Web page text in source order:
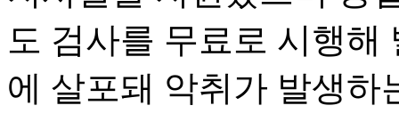
도 검사를 무료로 시행해
에 살포돼 악취가 발생하